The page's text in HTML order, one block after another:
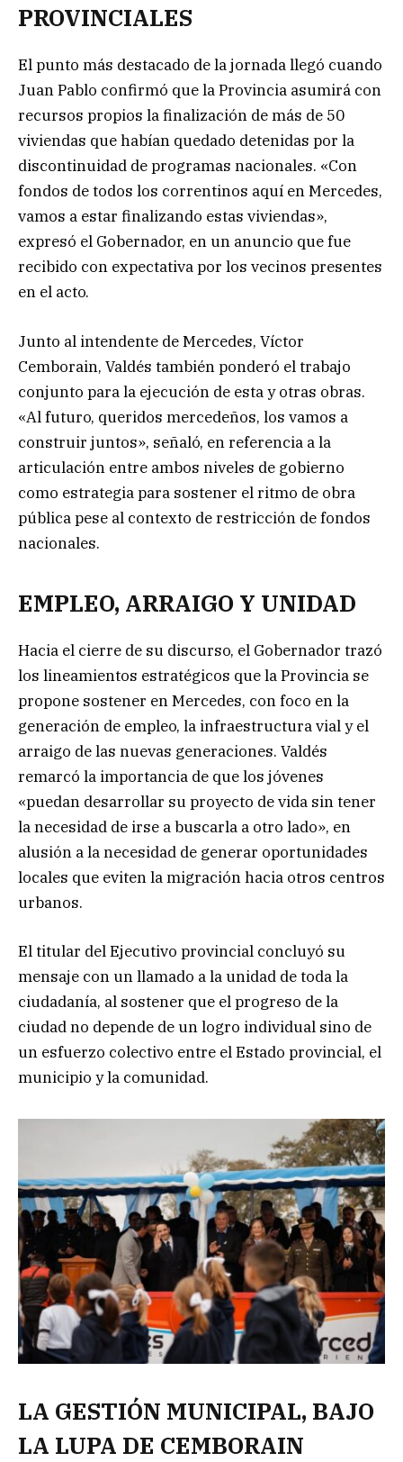
PROVINCIALES
El punto más destacado de la jornada llegó cuando
Juan Pablo confirmó que la Provincia asumirá con
recursos propios la finalización de más de 50
viviendas que habían quedado detenidas por la
discontinuidad de programas nacionales. «Con
fondos de todos los correntinos aquí en Mercedes,
vamos a estar finalizando estas viviendas»,
expresó el Gobernador, en un anuncio que fue
recibido con expectativa por los vecinos presentes
en el acto.
Junto al intendente de Mercedes, Víctor
Cemborain, Valdés también ponderó el trabajo
conjunto para la ejecución de esta y otras obras.
«Al futuro, queridos mercedeños, los vamos a
construir juntos», señaló, en referencia a la
articulación entre ambos niveles de gobierno
como estrategia para sostener el ritmo de obra
pública pese al contexto de restricción de fondos
nacionales.
EMPLEO, ARRAIGO Y UNIDAD
Hacia el cierre de su discurso, el Gobernador trazó
los lineamientos estratégicos que la Provincia se
propone sostener en Mercedes, con foco en la
generación de empleo, la infraestructura vial y el
arraigo de las nuevas generaciones. Valdés
remarcó la importancia de que los jóvenes
«puedan desarrollar su proyecto de vida sin tener
la necesidad de irse a buscarla a otro lado», en
alusión a la necesidad de generar oportunidades
locales que eviten la migración hacia otros centros
urbanos.
El titular del Ejecutivo provincial concluyó su
mensaje con un llamado a la unidad de toda la
ciudadanía, al sostener que el progreso de la
ciudad no depende de un logro individual sino de
un esfuerzo colectivo entre el Estado provincial, el
municipio y la comunidad.
LA GESTIÓN MUNICIPAL, BAJO
LA LUPA DE CEMBORAIN